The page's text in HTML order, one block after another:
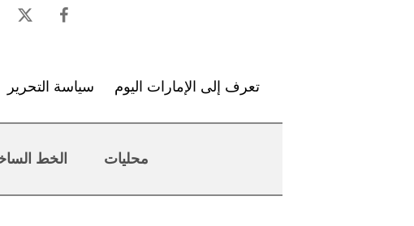
تعرف إلى الإمارات اليوم سياسة التحرير
محليات الخط